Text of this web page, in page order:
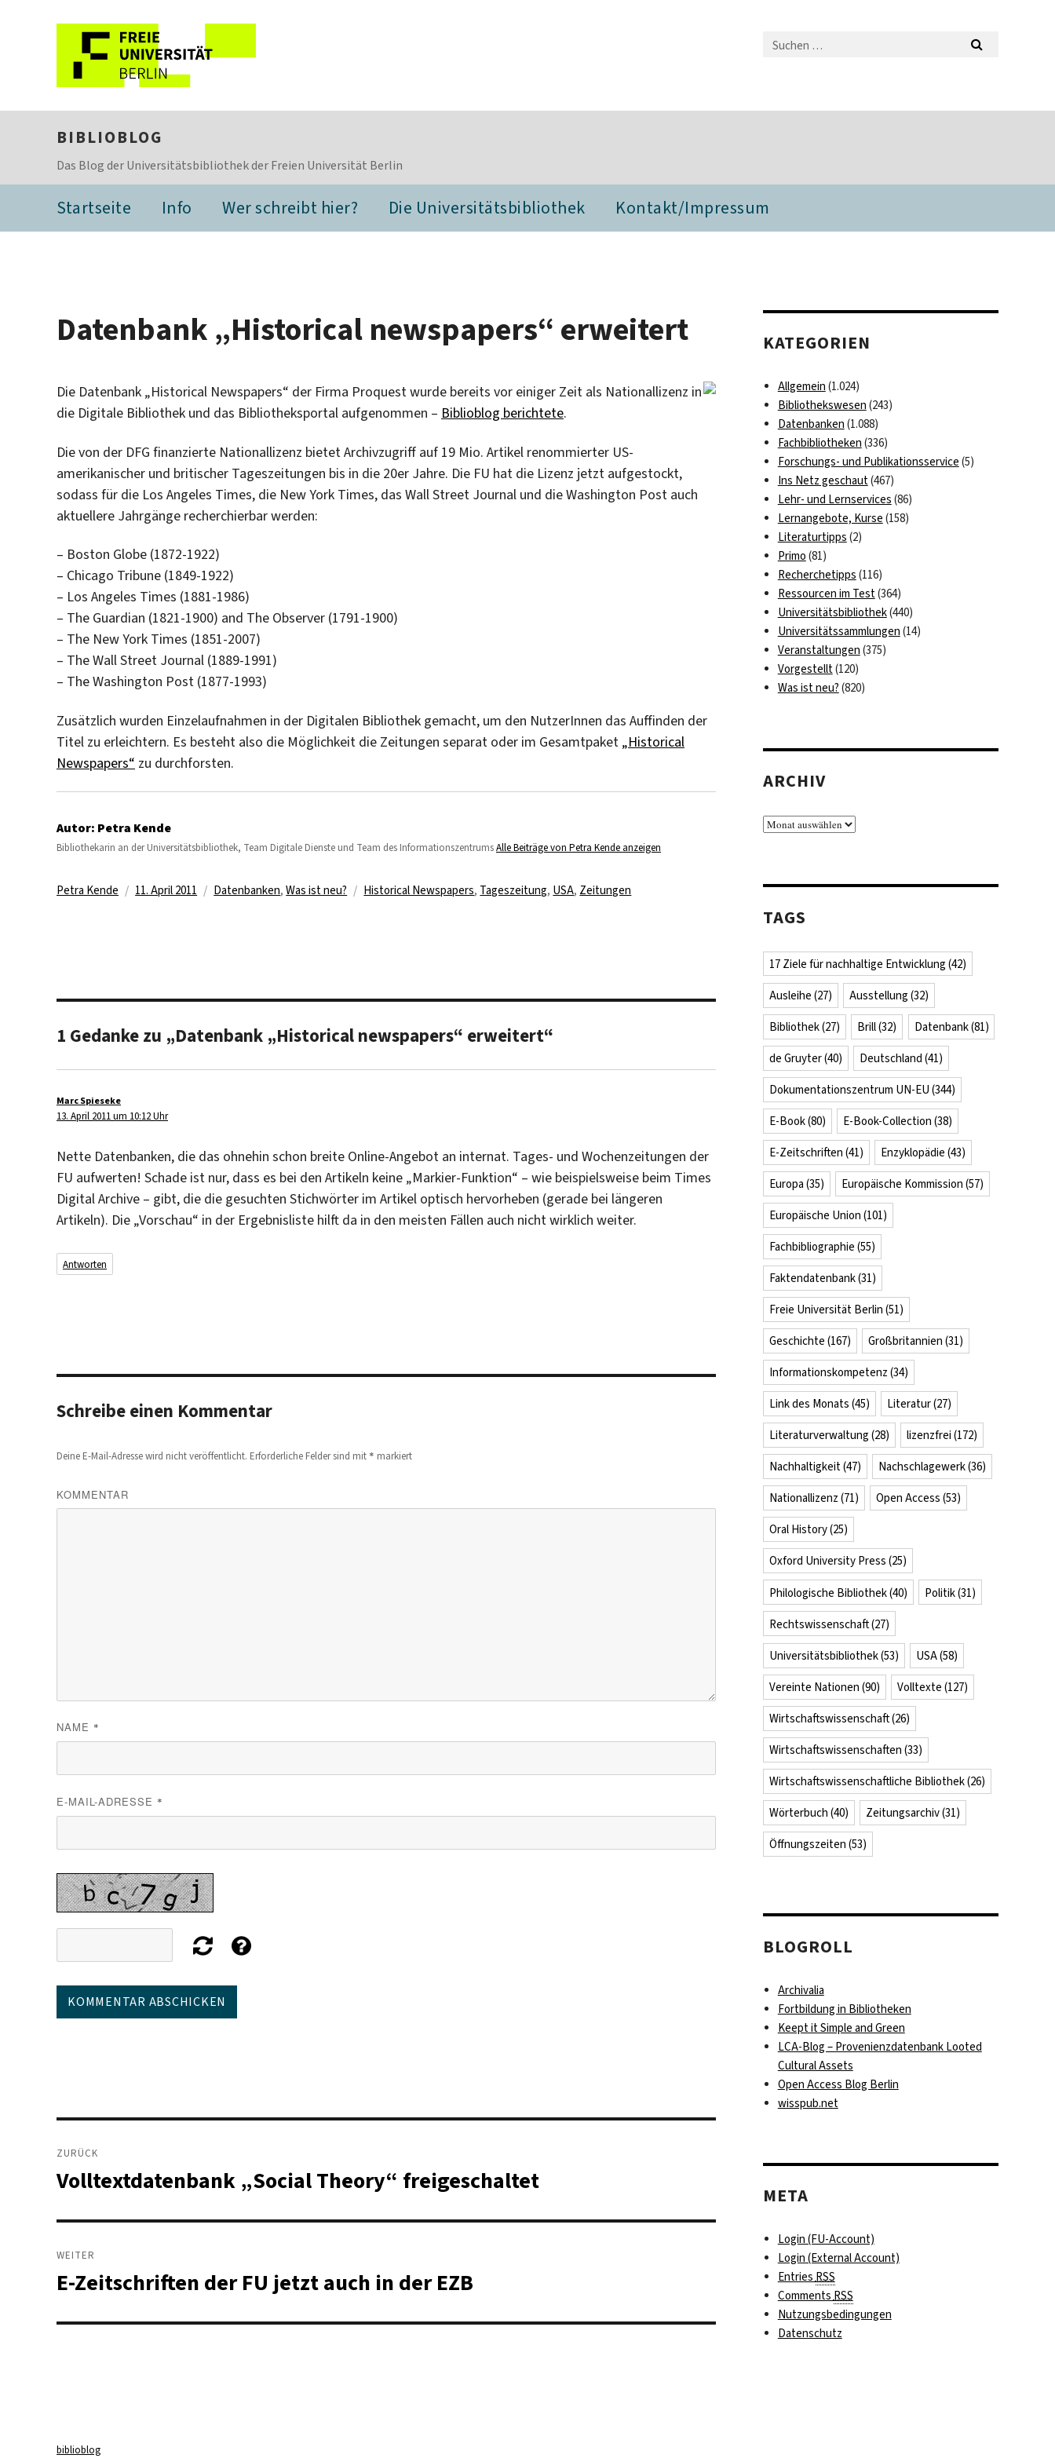
BIBLIOBLOG
Das Blog der Universitätsbibliothek der Freien Universität Berlin
Startseite Info Wer schreibt hier? Die Universitätsbibliothek Kontakt/Impressum
Datenbank „Historical newspapers“ erweitert
Die Datenbank „Historical Newspapers“ der Firma Proquest wurde bereits vor einiger Zeit als Nationallizenz in
die Digitale Bibliothek und das Bibliotheksportal aufgenommen – Biblioblog berichtete.
Die von der DFG finanzierte Nationallizenz bietet Archivzugriff auf 19 Mio. Artikel renommierter US-
amerikanischer und britischer Tageszeitungen bis in die 20er Jahre. Die FU hat die Lizenz jetzt aufgestockt,
sodass für die Los Angeles Times, die New York Times, das Wall Street Journal und die Washington Post auch
aktuellere Jahrgänge recherchierbar werden:
– Boston Globe (1872-1922)
– Chicago Tribune (1849-1922)
– Los Angeles Times (1881-1986)
– The Guardian (1821-1900) and The Observer (1791-1900)
– The New York Times (1851-2007)
– The Wall Street Journal (1889-1991)
– The Washington Post (1877-1993)
Zusätzlich wurden Einzelaufnahmen in der Digitalen Bibliothek gemacht, um den NutzerInnen das Auffinden der
Titel zu erleichtern. Es besteht also die Möglichkeit die Zeitungen separat oder im Gesamtpaket „Historical
Newspapers“ zu durchforsten.
Autor: Petra Kende
Bibliothekarin an der Universitätsbibliothek, Team Digitale Dienste und Team des InformationszentrumsAlle Beiträge von Petra Kende anzeigen
Autor
Petra Kende
Veröffentlicht
11. April 2011 Kategorien
Datenbanken,Was ist neu? Schlagwörter
Historical Newspapers, Tageszeitung, USA, Zeitungen
1 Gedanke zu „Datenbank „Historical newspapers“ erweitert“
Marc Spieseke
13. April 2011 um 10:12 Uhr
Nette Datenbanken, die das ohnehin schon breite Online-Angebot an internat. Tages- und Wochenzeitungen der
FU aufwerten! Schade ist nur, dass es bei den Artikeln keine „Markier-Funktion“ – wie beispielsweise beim Times
Digital Archive – gibt, die die gesuchten Stichwörter im Artikel optisch hervorheben (gerade bei längeren
Artikeln). Die „Vorschau“ in der Ergebnisliste hilft da in den meisten Fällen auch nicht wirklich weiter.
Antworten
Schreibe einen Kommentar
Deine E-Mail-Adresse wird nicht veröffentlicht. Erforderliche Felder sind mit * markiert
KOMMENTAR
NAME *
E-MAIL-ADRESSE *
Beitragsnavigation
ZURÜCK
Vorheriger
Volltextdatenbank „Social Theory“ freigeschaltet
WEITER
Nächster
E-Zeitschriften der FU jetzt auch in der EZB
KATEGORIEN
Allgemein (1.024)
Bibliothekswesen (243)
Datenbanken (1.088)
Fachbibliotheken (336)
Forschungs- und Publikationsservice (5)
Ins Netz geschaut(467)
Lehr- und Lernservices (86)
Lernangebote, Kurse (158)
Literaturtipps (2)
Primo (81)
Recherchetipps (116)
Ressourcen im Test(364)
Universitätsbibliothek(440)
Universitätssammlungen (14)
Veranstaltungen (375)
Vorgestellt(120)
Was ist neu? (820)
ARCHIV
Archiv
TAGS
17 Ziele für nachhaltige Entwicklung (42)
Ausleihe (27) Ausstellung (32)
Bibliothek(27) Brill(32) Datenbank(81)
de Gruyter(40) Deutschland (41)
Dokumentationszentrum UN-EU (344)
E-Book(80) E-Book-Collection (38)
E-Zeitschriften (41) Enzyklopädie (43)
Europa (35) Europäische Kommission (57)
Europäische Union (101)
Fachbibliographie (55)
Faktendatenbank(31)
Freie Universität Berlin (51)
Geschichte (167) Großbritannien (31)
Informationskompetenz (34)
Link des Monats (45) Literatur(27)
Literaturverwaltung (28) lizenzfrei (172)
Nachhaltigkeit(47) Nachschlagewerk(36)
Nationallizenz (71) Open Access (53)
Oral History(25)
Oxford University Press (25)
Philologische Bibliothek(40) Politik(31)
Rechtswissenschaft(27)
Universitätsbibliothek(53) USA(58)
Vereinte Nationen (90) Volltexte (127)
Wirtschaftswissenschaft(26)
Wirtschaftswissenschaften (33)
Wirtschaftswissenschaftliche Bibliothek(26)
Wörterbuch (40) Zeitungsarchiv(31)
Öffnungszeiten (53)
BLOGROLL
Archivalia
Fortbildung in Bibliotheken
Keept it Simple and Green
LCA-Blog – Provenienzdatenbank Looted
Cultural Assets
Open Access Blog Berlin
wisspub.net
META
Login (FU-Account)
Login (External Account)
EntriesRSS
CommentsRSS
Nutzungsbedingungen
Datenschutz
biblioblog